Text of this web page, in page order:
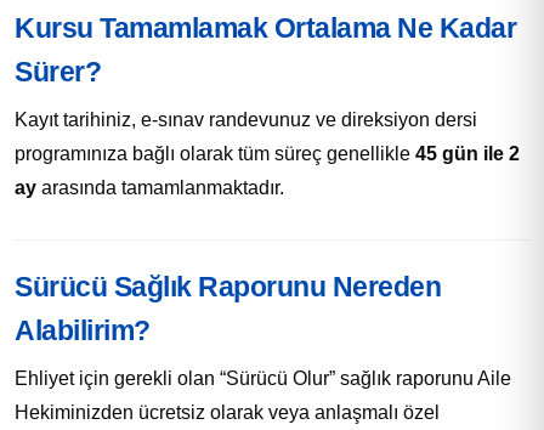
Kursu Tamamlamak Ortalama Ne Kadar
Sürer?
Kayıt tarihiniz, e-sınav randevunuz ve direksiyon dersi
programınıza bağlı olarak tüm süreç genellikle 45 gün ile 2
ay arasında tamamlanmaktadır.
Sürücü Sağlık Raporunu Nereden
Alabilirim?
Ehliyet için gerekli olan “Sürücü Olur” sağlık raporunu Aile
Hekiminizden ücretsiz olarak veya anlaşmalı özel